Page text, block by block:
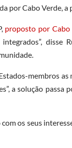
Cabo Verde, a
proposto por Cabo
disse
membros
a solução
os seus